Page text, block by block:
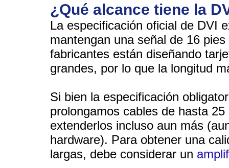
¿Qué alcance tiene la
La especificación oficial de DVI
mantengan una señal de 16
fabricantes están diseñando
grandes, por lo que la longitud
Si bien la especificación
prolongamos cables de hasta
extenderlos incluso aun más
hardware). Para obtener una
largas, debe considerar un